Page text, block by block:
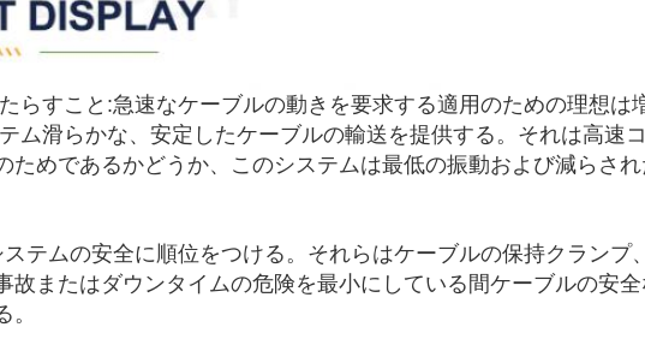
らすこと:急速なケーブルの動きを要求する適用のための理想は
ム滑らかな、安定したケーブルの輸送を提供する。それは高速
めであるかどうか、このシステムは最低の振動および減らさ
テムの安全に順位をつける。それらはケーブルの保持クランプ
またはダウンタイムの危険を最小にしている間ケーブルの安